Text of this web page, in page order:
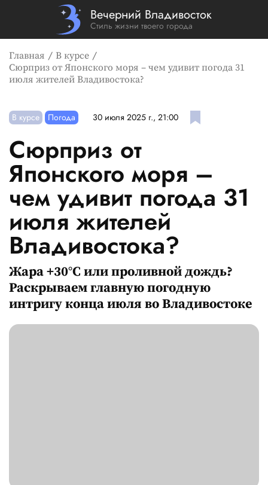
Вечерний Владивосток
Стиль жизни твоего города
Главная
В курсе
Сюрприз от Японского моря – чем удивит погода 31
июля жителей Владивостока?
В курсе Погода 30 июля 2025 г., 21:00
Сюрприз от
Японского моря –
чем удивит погода 31
июля жителей
Владивостока?
Жара +30°C или проливной дождь?
Раскрываем главную погодную
интригу конца июля во Владивостоке